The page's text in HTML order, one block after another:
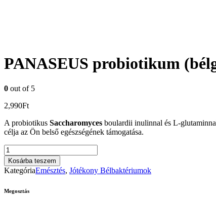
PANASEUS probiotikum
0 out of 5
2,990Ft
A probiotikus Saccharomyces boulardii inulinnal és L-
célja az Ön belső egészségének támogatása.
PANASEUS
probiotikum
(bélgát
támogató)
kapszula
Kosárba teszem
KategóriaEmésztés, Jótékony Bélbaktériumok
Megosztás